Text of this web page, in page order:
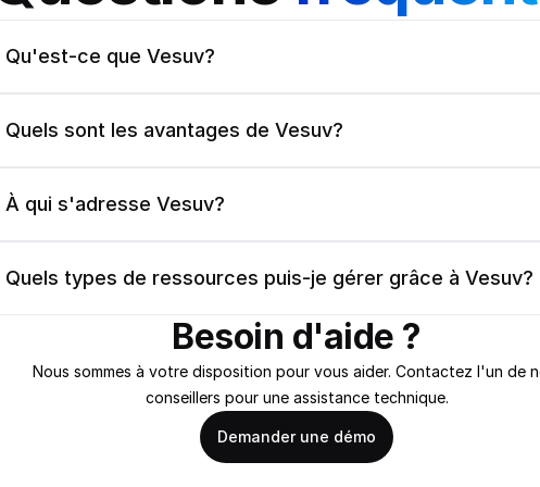
Qu'est-ce que Vesuv?
Quels sont les avantages de Vesuv?
À qui s'adresse Vesuv?
Quels types de ressources puis-je gérer grâce à Vesuv?
Besoin d'aide ?
Nous sommes à votre disposition pour vous aider. Contactez l'un de
conseillers pour une assistance technique.
Demander une démo